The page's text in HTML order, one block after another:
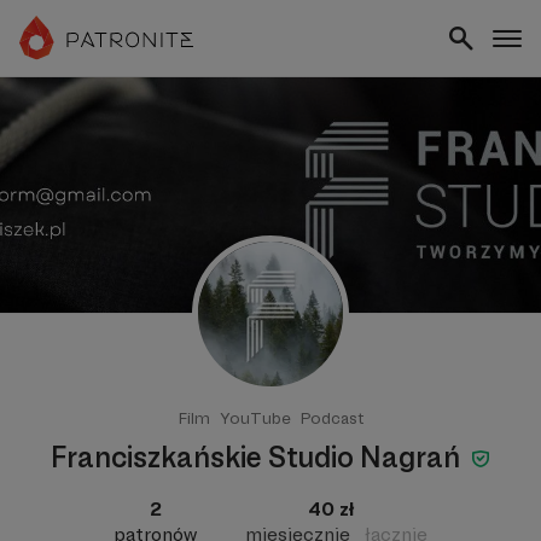
Film YouTube Podcast
Franciszkańskie Studio Nagrań
2
patronów
40 zł
miesięcznie
łącznie